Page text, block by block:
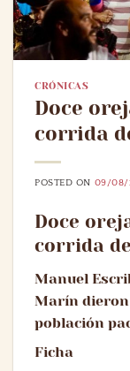
CRÓNICAS
Doce
corrida
POSTED ON 09/08/
Doce
corrida
Manuel
Marín
población
Ficha